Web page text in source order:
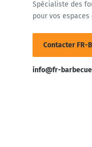
Spécialiste des
pour vos
Contacter FR-
info@fr-